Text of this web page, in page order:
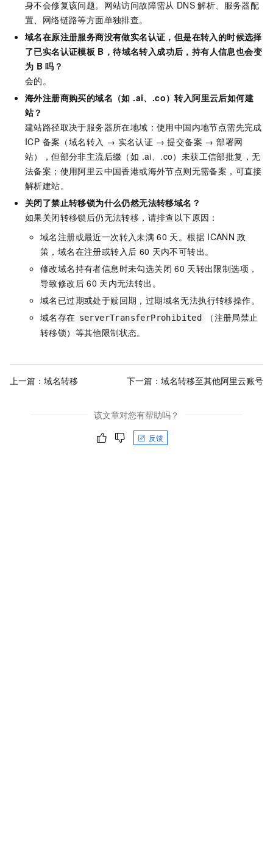
身不会修复该问题。网站访问故障需从 DNS 解析、服务器配
置、网络链路等方面单独排查。
域名在原注册服务商没有做实名认证，但是在转入的时候选择
了已实名认证模板 B，待域名转入成功后，持有人信息也会变
为 B 吗？
会的。
海外注册商购买的域名（如 .ai、.co）转入阿里云后如何建
站？
建站路径取决于服务器所在地域：使用中国内地节点需先完成
ICP 备案（域名转入 → 实名认证 → 提交备案 → 部署网
站），但部分非主流后缀（如 .ai、.co）未获工信部批复，无
法备案；使用阿里云中国香港或海外节点则无需备案，可直接
解析建站。
关闭了禁止转移锁为什么仍然无法转移域名？
如果关闭转移锁后仍无法转移，请排查以下原因：
域名注册或最近一次转入未满 60 天。根据 ICANN 政
策，域名在注册或转入后 60 天内不可转出。
修改域名持有者信息时未勾选关闭 60 天转出限制选项，
导致修改后 60 天内无法转出。
域名已过期或处于赎回期，过期域名无法执行转移操作。
域名存在 serverTransferProhibited
（注册局禁止
转移锁）等其他限制状态。
上一篇： 域名转移 下一篇： 域名转移至其他阿里云账号
该文章对您有帮助吗？
反馈